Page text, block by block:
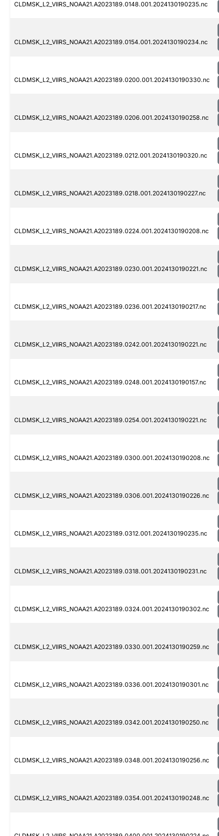
CLDMSK_L2_VIIRS_NOAA21.A2023189.0148.001.2024130190235.nc
CLDMSK_L2_VIIRS_NOAA21.A2023189.0154.001.2024130190234.nc
CLDMSK_L2_VIIRS_NOAA21.A2023189.0200.001.2024130190330.nc
CLDMSK_L2_VIIRS_NOAA21.A2023189.0206.001.2024130190258.nc
CLDMSK_L2_VIIRS_NOAA21.A2023189.0212.001.2024130190320.nc
CLDMSK_L2_VIIRS_NOAA21.A2023189.0218.001.2024130190227.nc
CLDMSK_L2_VIIRS_NOAA21.A2023189.0224.001.2024130190208.nc
CLDMSK_L2_VIIRS_NOAA21.A2023189.0230.001.2024130190221.nc
CLDMSK_L2_VIIRS_NOAA21.A2023189.0236.001.2024130190217.nc
CLDMSK_L2_VIIRS_NOAA21.A2023189.0242.001.2024130190221.nc
CLDMSK_L2_VIIRS_NOAA21.A2023189.0248.001.2024130190157.nc
CLDMSK_L2_VIIRS_NOAA21.A2023189.0254.001.2024130190221.nc
CLDMSK_L2_VIIRS_NOAA21.A2023189.0300.001.2024130190208.nc
CLDMSK_L2_VIIRS_NOAA21.A2023189.0306.001.2024130190226.nc
CLDMSK_L2_VIIRS_NOAA21.A2023189.0312.001.2024130190235.nc
CLDMSK_L2_VIIRS_NOAA21.A2023189.0318.001.2024130190231.nc
CLDMSK_L2_VIIRS_NOAA21.A2023189.0324.001.2024130190302.nc
CLDMSK_L2_VIIRS_NOAA21.A2023189.0330.001.2024130190259.nc
CLDMSK_L2_VIIRS_NOAA21.A2023189.0336.001.2024130190301.nc
CLDMSK_L2_VIIRS_NOAA21.A2023189.0342.001.2024130190250.nc
CLDMSK_L2_VIIRS_NOAA21.A2023189.0348.001.2024130190256.nc
CLDMSK_L2_VIIRS_NOAA21.A2023189.0354.001.2024130190248.nc